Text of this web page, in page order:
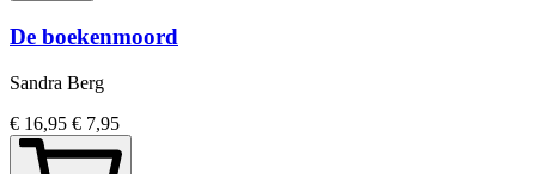
De boekenmoord
Sandra Berg
€ 16,95 € 7,95